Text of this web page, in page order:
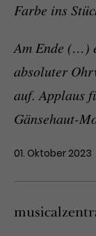
Farbe ins
Am Ende (…)
absoluter
auf. Applaus
Gänsehaut-
01. Oktober 2023